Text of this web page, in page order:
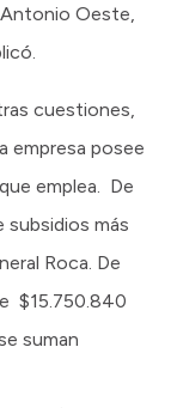
Oeste,
cuestiones,
empresa posee
emplea. De
subsidios más
Roca. De
$15.750.840
suman